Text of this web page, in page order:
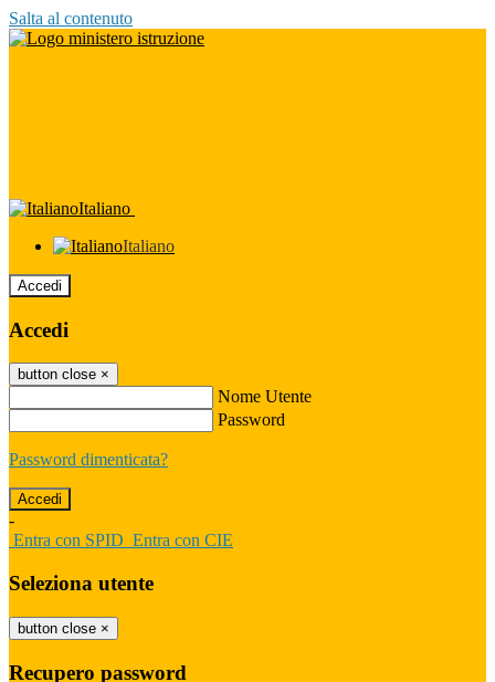
Salta al contenuto
Italiano
Italiano
Accedi
Accedi
button close ×
Nome Utente
Password
Password dimenticata?
-
Entra con SPID Entra con CIE
Seleziona utente
button close ×
Recupero password